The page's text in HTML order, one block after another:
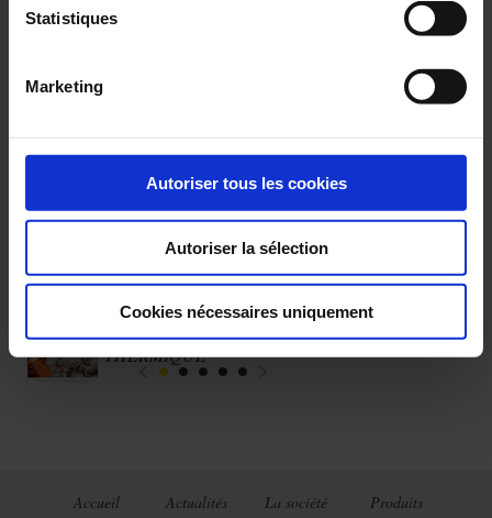
Statistiques
Marketing
Autoriser tous les cookies
Autoriser la sélection
Cookies nécessaires uniquement
Découvrez en 8 questions la mesure des hautes températures
Les dernières publications
THERMIQUE
Accueil Actualités La société Produits